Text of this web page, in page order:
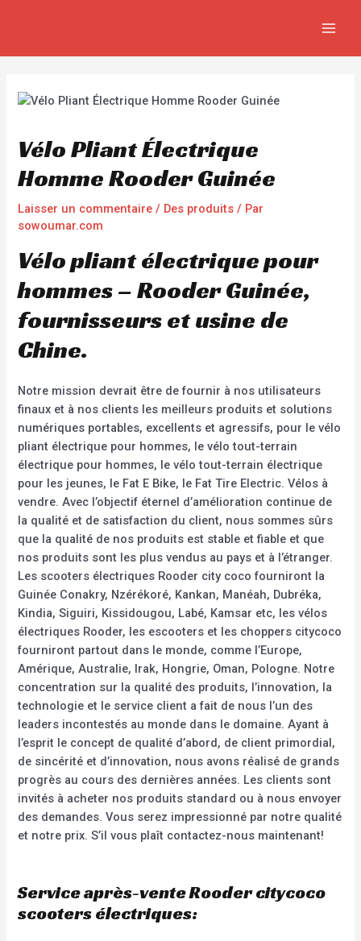
Vélo Pliant Électrique
Homme Rooder Guinée
Laisser un commentaire / Des produits / Par
sowoumar.com
Vélo pliant électrique pour
hommes – Rooder Guinée,
fournisseurs et usine de
Chine.
Notre mission devrait être de fournir à nos utilisateurs
finaux et à nos clients les meilleurs produits et solutions
numériques portables, excellents et agressifs, pour le vélo
pliant électrique pour hommes, le vélo tout-terrain
électrique pour hommes, le vélo tout-terrain électrique
pour les jeunes, le Fat E Bike, le Fat Tire Electric. Vélos à
vendre. Avec l’objectif éternel d’amélioration continue de
la qualité et de satisfaction du client, nous sommes sûrs
que la qualité de nos produits est stable et fiable et que
nos produits sont les plus vendus au pays et à l’étranger.
Les scooters électriques Rooder city coco fourniront la
Guinée Conakry, Nzérékoré, Kankan, Manéah, Dubréka,
Kindia, Siguiri, Kissidougou, Labé, Kamsar etc, les vélos
électriques Rooder, les escooters et les choppers citycoco
fourniront partout dans le monde, comme l’Europe,
Amérique, Australie, Irak, Hongrie, Oman, Pologne. Notre
concentration sur la qualité des produits, l’innovation, la
technologie et le service client a fait de nous l’un des
leaders incontestés au monde dans le domaine. Ayant à
l’esprit le concept de qualité d’abord, de client primordial,
de sincérité et d’innovation, nous avons réalisé de grands
progrès au cours des dernières années. Les clients sont
invités à acheter nos produits standard ou à nous envoyer
des demandes. Vous serez impressionné par notre qualité
et notre prix. S’il vous plaît contactez-nous maintenant!
Service après-vente Rooder citycoco
scooters électriques: